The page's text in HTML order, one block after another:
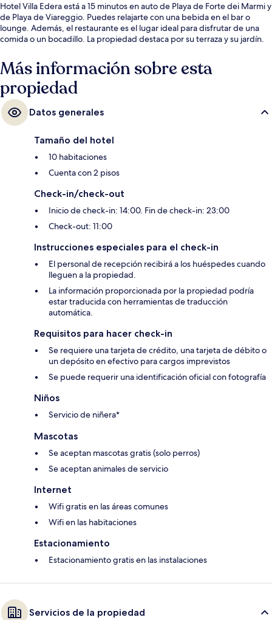
Hotel Villa Edera está a 15 minutos en auto de Playa de Forte dei Marmi y
de Playa de Viareggio. Puedes relajarte con una bebida en el bar o
lounge. Además, el restaurante es el lugar ideal para disfrutar de una
comida o un bocadillo. La propiedad destaca por su terraza y su jardín.
Más información sobre esta
propiedad
Datos generales
Tamaño del hotel
10 habitaciones
Cuenta con 2 pisos
Check-in/check-out
Inicio de check-in: 14:00. Fin de check-in: 23:00
Check-out: 11:00
Instrucciones especiales para el check-in
El personal de recepción recibirá a los huéspedes cuando
lleguen a la propiedad.
La información proporcionada por la propiedad podría
estar traducida con herramientas de traducción
automática.
Requisitos para hacer check-in
Se requiere una tarjeta de crédito, una tarjeta de débito o
un depósito en efectivo para cargos imprevistos
Se puede requerir una identificación oficial con fotografía
Niños
Servicio de niñera*
Mascotas
Se aceptan mascotas gratis (solo perros)
Se aceptan animales de servicio
Internet
Wifi gratis en las áreas comunes
Wifi en las habitaciones
Estacionamiento
Estacionamiento gratis en las instalaciones
Servicios de la propiedad